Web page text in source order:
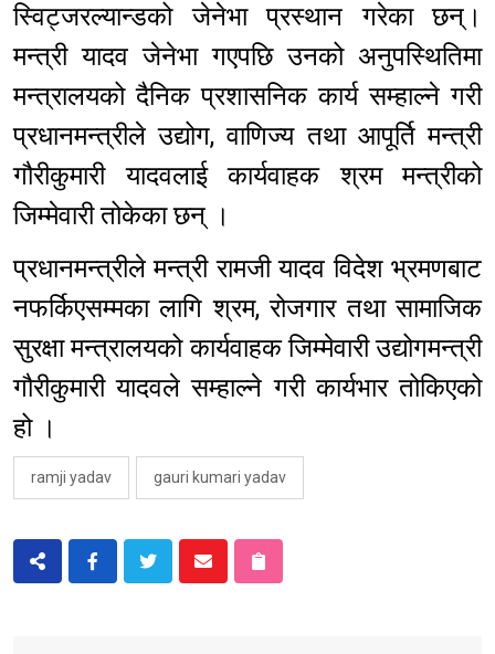
स्विट्जरल्यान्डको जेनेभा प्रस्थान गरेका छन्।
मन्त्री यादव जेनेभा गएपछि उनको अनुपस्थितिमा
मन्त्रालयको दैनिक प्रशासनिक कार्य सम्हाल्ने गरी
प्रधानमन्त्रीले उद्योग, वाणिज्य तथा आपूर्ति मन्त्री
गौरीकुमारी यादवलाई कार्यवाहक श्रम मन्त्रीको
जिम्मेवारी तोकेका छन् ।
प्रधानमन्त्रीले मन्त्री रामजी यादव विदेश भ्रमणबाट
नफर्किएसम्मका लागि श्रम, रोजगार तथा सामाजिक
सुरक्षा मन्त्रालयको कार्यवाहक जिम्मेवारी उद्योगमन्त्री
गौरीकुमारी यादवले सम्हाल्ने गरी कार्यभार तोकिएको
हो ।
ramji yadav gauri kumari yadav